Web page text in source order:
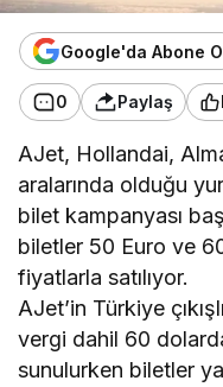
Google'da Abone
0 Paylaş
AJet, Hollandai,
aralarında olduğu
bilet kampanyası
biletler 50 Euro ve
fiyatlarla satılıyor.
AJet’in Türkiye
vergi dahil 60
sunulurken biletler